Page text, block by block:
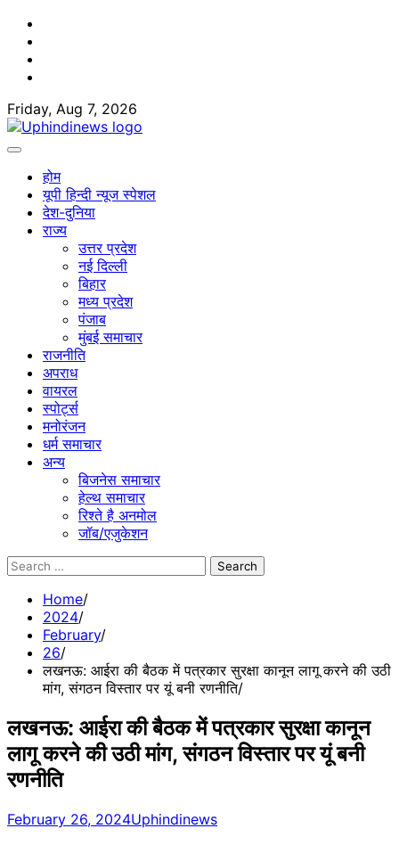
Skip
content
Friday, Aug 7, 2026
होम
यूपी हिन्दी न्यूज स्पेशल
देश-दुनिया
राज्य
उत्तर प्रदेश
नई दिल्ली
बिहार
मध्य प्रदेश
पंजाब
मुंबई समाचार
राजनीति
अपराध
वायरल
स्पोर्ट्स
मनोरंजन
धर्म समाचार
अन्य
बिजनेस समाचार
हेल्थ समाचार
रिश्ते है अनमोल
जॉब/एजुकेशन
Search
Home
2024
February
26
लखनऊ: आईरा की बैठक में पत्रकार सुरक्षा कानून लागू करने की उठी
मांग, संगठन विस्तार पर यूं बनी रणनीति
लखनऊ: आईरा की बैठक में पत्रकार सुरक्षा कानून
लागू करने की उठी मांग, संगठन विस्तार पर यूं बनी
रणनीति
February 26, 2024Uphindinews